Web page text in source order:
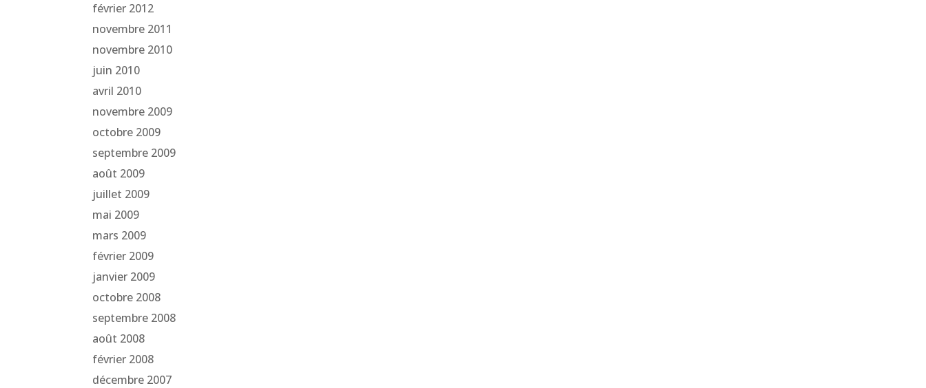
février 2012
novembre 2011
novembre 2010
juin 2010
avril 2010
novembre 2009
octobre 2009
septembre 2009
août 2009
juillet 2009
mai 2009
mars 2009
février 2009
janvier 2009
octobre 2008
septembre 2008
août 2008
février 2008
décembre 2007